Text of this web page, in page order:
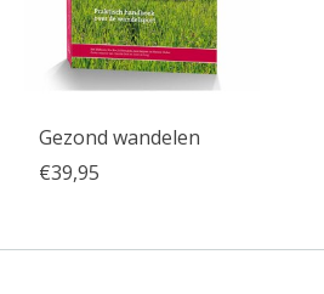
Gezond wandelen
€39,95